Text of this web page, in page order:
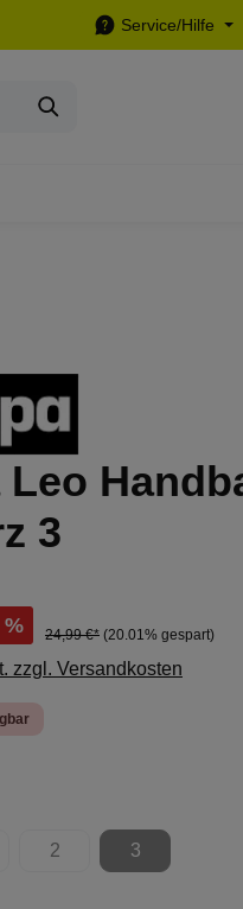
Service/Hilfe
Leo
3
% 24,99 €* (20.01% gespart)
zzgl. Versandkosten
zurzeit nicht verfügbar.)
Option ist zurzeit nicht
2
(Diese Option ist zurzeit
3
(Diese Option